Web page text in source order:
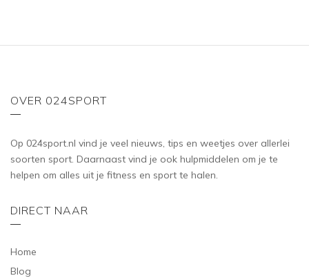
OVER 024SPORT
Op 024sport.nl vind je veel nieuws, tips en weetjes over allerlei
soorten sport. Daarnaast vind je ook hulpmiddelen om je te
helpen om alles uit je fitness en sport te halen.
DIRECT NAAR
Home
Blog